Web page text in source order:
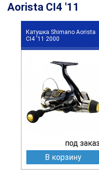
Aorista CI4 '11
Катушка Shimano Aorista
CI4 '11 2000
под заказ
В корзину